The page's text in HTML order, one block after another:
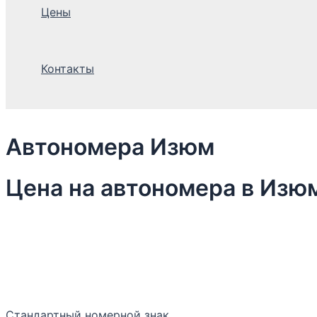
Цены
Контакты
Автономера Изюм
Цена на автономера в